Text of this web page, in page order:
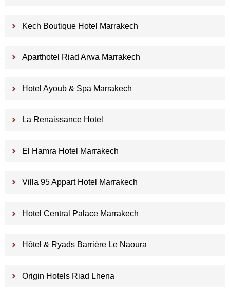
Kech Boutique Hotel Marrakech
Aparthotel Riad Arwa Marrakech
Hotel Ayoub & Spa Marrakech
La Renaissance Hotel
El Hamra Hotel Marrakech
Villa 95 Appart Hotel Marrakech
Hotel Central Palace Marrakech
Hôtel & Ryads Barrière Le Naoura
Origin Hotels Riad Lhena